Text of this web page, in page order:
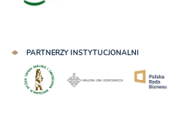
PARTNERZY INSTYTUCJONALNI